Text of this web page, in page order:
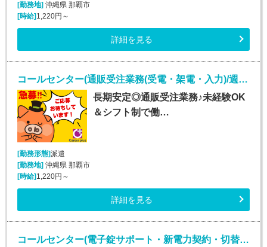
[勤務地] 沖縄県 那覇市
[時給] 1,220円～
詳細を見る
コールセンター(通販受注業務(受電・架電・入力)/週5シフト制)
長期安定◎通販受注業務♪未経験OK
＆シフト制で働…
[勤務形態]派遣
[勤務地]沖縄県 那覇市
[時給]1,220円～
詳細を見る
コールセンター(電子錠サポート・新電力契約・切替事務業務/週5シフト制)